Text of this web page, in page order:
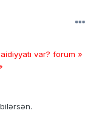
var? forum »